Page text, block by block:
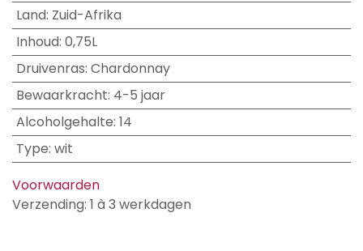
Land: Zuid-Afrika
Inhoud: 0,75L
Druivenras: Chardonnay
Bewaarkracht: 4-5 jaar
Alcoholgehalte: 14
Type: wit
Voorwaarden
Verzending: 1 à 3 werkdagen